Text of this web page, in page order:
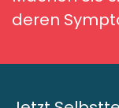
deren